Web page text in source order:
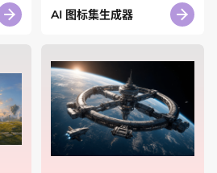
AI 图标集生成器